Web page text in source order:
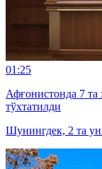
01:25
Афғонистонда 7 та
тўхтатилди
Шунингдек, 2 та